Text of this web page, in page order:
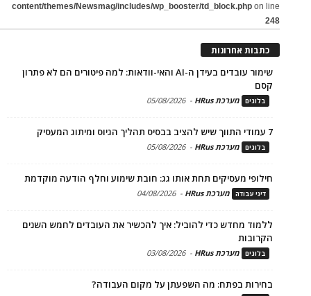
content/themes/Newsmag/includes/wp_booster/td_block.php on line
248
כתבות אחרונות
שימור עובדים בעידן ה-AI והאי-וודאות: למה פיטורים הם לא פתרון
קסם
בלוגים מערכת HRus -
05/08/2026
7 עמודי התווך שיש להציב בבסיס תהליך הגיוס ומיתוג המעסיק
בלוגים מערכת HRus -
05/08/2026
חילופי מעסיקים תחת אותו גג: חובת שימוע וחלף הודעה מוקדמת
דיני עבודה מערכת HRus -
04/08/2026
ללמוד מחדש כדי להוביל: איך להכשיר את העובדים לחמש השנים
הקרובות
בלוגים מערכת HRus -
03/08/2026
בחירות בפתח: מה השפעתן על מקום העבודה?